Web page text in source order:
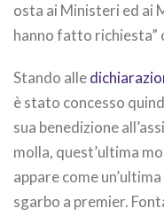
osta ai Ministeri ed ai
hanno fatto richiesta”
Stando alle
è stato concesso
sua benedizione
molla, quest’ultima
appare come
sgarbo a premier.